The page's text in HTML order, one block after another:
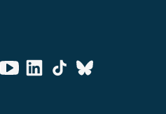
YoutubeLinkedinTiktok
Bluesky